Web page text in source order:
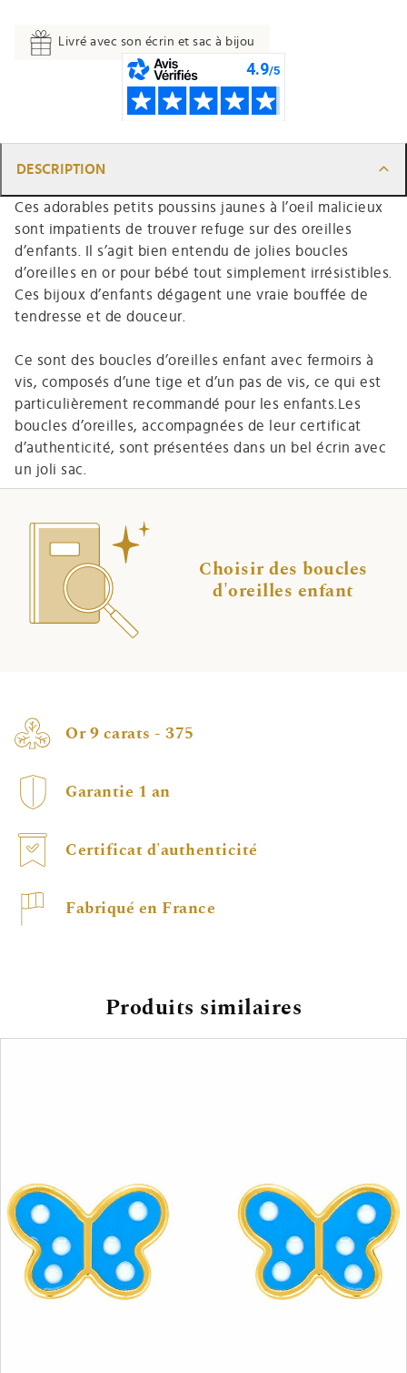
Livré avec son écrin et sac à bijou
DESCRIPTION
Ces adorables petits poussins jaunes à l’oeil malicieux
sont impatients de trouver refuge sur des oreilles
d’enfants. Il s’agit bien entendu de jolies boucles
d’oreilles en or pour bébé tout simplement irrésistibles.
Ces bijoux d’enfants dégagent une vraie bouffée de
tendresse et de douceur.
Ce sont des boucles d’oreilles enfant avec fermoirs à
vis, composés d’une tige et d’un pas de vis, ce qui est
particulièrement recommandé pour les enfants.Les
boucles d’oreilles, accompagnées de leur certificat
d’authenticité, sont présentées dans un bel écrin avec
un joli sac.
Choisir des boucles
d'oreilles enfant
Or 9 carats - 375
Garantie 1 an
Certificat d'authenticité
Fabriqué en France
Produits similaires